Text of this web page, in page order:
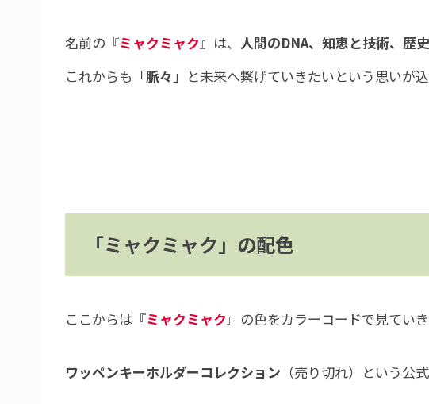
名前の『ミャクミャク』は、 人間のDNA、知恵と技術、歴
これからも「脈々」と未来へ繋げていきたいという思いが込
「ミャクミャク」の配色
ここからは『ミャクミャク 』の色をカラーコードで見ていき
ワッペンキーホルダーコレクション （売り切れ）という公